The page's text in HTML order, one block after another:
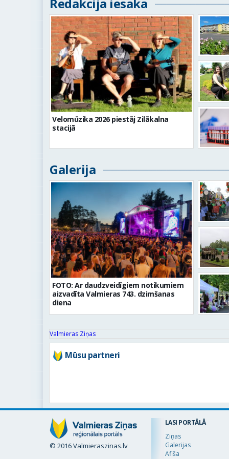
Velomūzika 2026 piestāj Zilākalna
stacijā
Galerija
FOTO: Ar daudzveidīgiem notikumiem
aizvadīta Valmieras 743. dzimšanas
diena
Valmieras Ziņas
Mūsu partneri
© 2016 Valmieraszinas.lv
LASI PORTĀLĀ
Ziņas
Galerijas
Afiša